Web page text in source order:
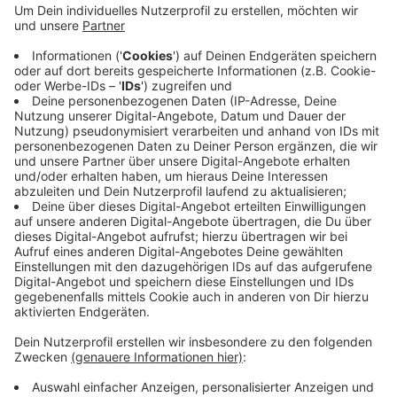
Obwohl der 25-Jährige sich dabei verletzte,
weigerte er sich später, im Rettungswagen
mitzufahren. Das wiederum wunderte die Polizei,
die den Mann daraufhin auf die Wache mitnahm und
ihm eine Blutprobe abnahm - er war tatsächlich
betrunken und musste seinen Führerschein
abgeben. Bei dem Unfall entstand ein Schaden von
rund 20.000 Euro.
Veröffentlicht:Freitag, 02.05.2025 06:23
Anzeige